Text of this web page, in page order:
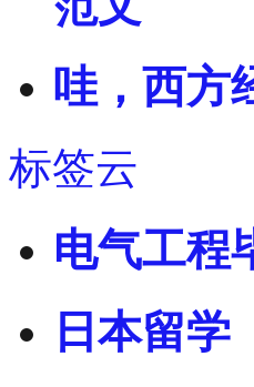
哇，西方
标签云
电气工程
日本留学